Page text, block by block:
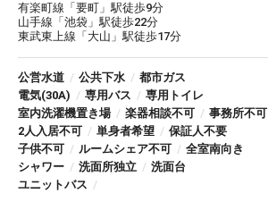
有楽町線「要町」駅徒歩9分
山手線「池袋」駅徒歩22分
東武東上線「大山」駅徒歩17分
公営水道 / 公共下水 / 都市ガス
電気(30A) / 専用バス / 専用トイレ
室内洗濯機置き場 / 楽器相談不可 / 事務所不可
2人入居不可 / 単身者希望 / 保証人不要
子供不可 / ルームシェア不可 / 全室南向き
シャワー / 洗面所独立 / 洗面台
ユニットバス /